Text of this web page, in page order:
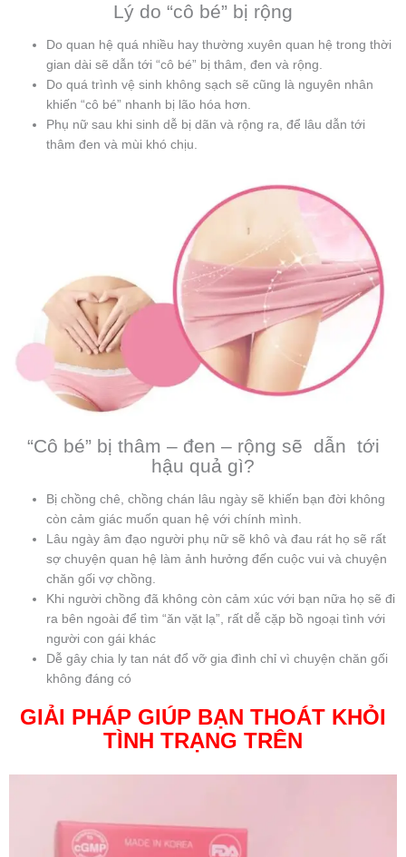
Lý do “cô bé” bị rộng
Do quan hệ quá nhiều hay thường xuyên quan hệ trong thời
gian dài sẽ dẫn tới “cô bé” bị thâm, đen và rộng.
Do quá trình vệ sinh không sạch sẽ cũng là nguyên nhân
khiến “cô bé” nhanh bị lão hóa hơn.
Phụ nữ sau khi sinh dễ bị dãn và rộng ra, để lâu dẫn tới
thâm đen và mùi khó chịu.
“Cô bé” bị thâm – đen – rộng sẽ dẫn tới
hậu quả gì?
Bị chồng chê, chồng chán lâu ngày sẽ khiến bạn đời không
còn cảm giác muốn quan hệ với chính mình.
Lâu ngày âm đạo người phụ nữ sẽ khô và đau rát họ sẽ rất
sợ chuyện quan hệ làm ảnh hưởng đến cuộc vui và chuyện
chăn gối vợ chồng.
Khi người chồng đã không còn cảm xúc với bạn nữa họ sẽ đi
ra bên ngoài để tìm “ăn vặt lạ”, rất dễ cặp bồ ngoại tình với
người con gái khác
Dễ gây chia ly tan nát đổ vỡ gia đình chỉ vì chuyện chăn gối
không đáng có
GIẢI PHÁP GIÚP BẠN THOÁT KHỎI
TÌNH TRẠNG TRÊN